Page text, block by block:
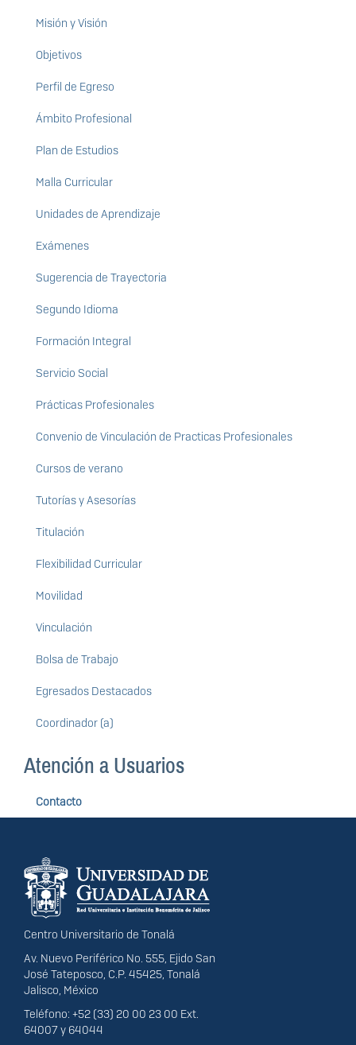
Misión y Visión
Objetivos
Perfil de Egreso
Ámbito Profesional
Plan de Estudios
Malla Curricular
Unidades de Aprendizaje
Exámenes
Sugerencia de Trayectoria
Segundo Idioma
Formación Integral
Servicio Social
Prácticas Profesionales
Convenio de Vinculación de Practicas Profesionales
Cursos de verano
Tutorías y Asesorías
Titulación
Flexibilidad Curricular
Movilidad
Vinculación
Bolsa de Trabajo
Egresados Destacados
Coordinador (a)
Atención a Usuarios
Contacto
Información del
portal
Centro Universitario de Tonalá
Av. Nuevo Periférico No. 555, Ejido San
José Tateposco, C.P. 45425, Tonalá
Jalisco, México
Teléfono: +52 (33) 20 00 23 00 Ext.
64007 y 64044